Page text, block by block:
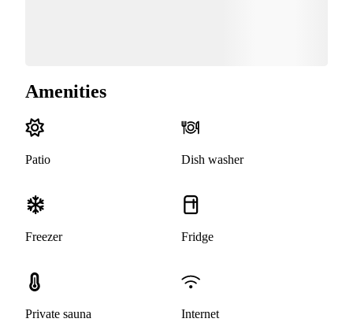
Amenities
Patio Dish washer
Freezer Fridge
Private sauna Internet